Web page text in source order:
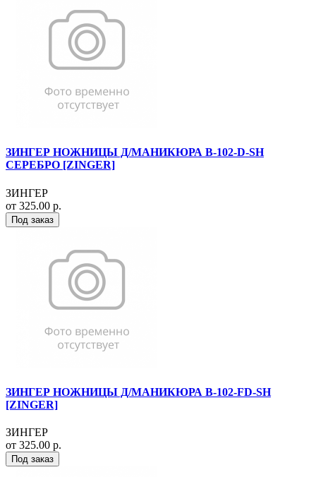
ЗИНГЕР НОЖНИЦЫ Д/МАНИКЮРА B-102-D-SH
СЕРЕБРО [ZINGER]
ЗИНГЕР
от 325.00 р.
Под заказ
ЗИНГЕР НОЖНИЦЫ Д/МАНИКЮРА B-102-FD-SH
[ZINGER]
ЗИНГЕР
от 325.00 р.
Под заказ